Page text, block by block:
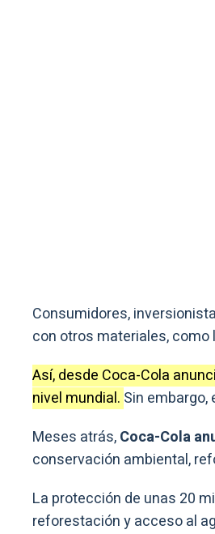
Consumidores,
con otros materiales,
Así, desde Coca-Cola
nivel mundial. Sin
Meses atrás,Coca-Cola
conservación ambiental,
La protección de unas 20
reforestación y acceso al